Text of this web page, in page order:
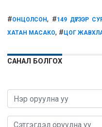
#ОНЦОЛСОН, #149 ДҮГЭЭР
ХАТАН МАСАКО, # ЦОГ
САНАЛ БОЛГОХ